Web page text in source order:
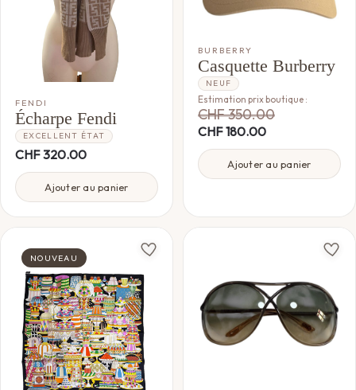
FENDI
Écharpe Fendi
EXCELLENT ÉTAT
CHF320.00
Ajouter au panier
BURBERRY
Casquette Burberry
NEUF
Estimation prix boutique :
CHF350.00
CHF180.00
Ajouter au panier
NOUVEAU